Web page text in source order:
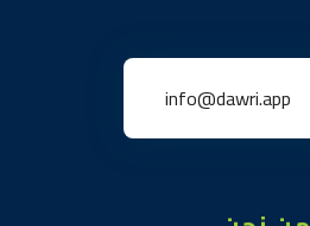
info@dawri.app